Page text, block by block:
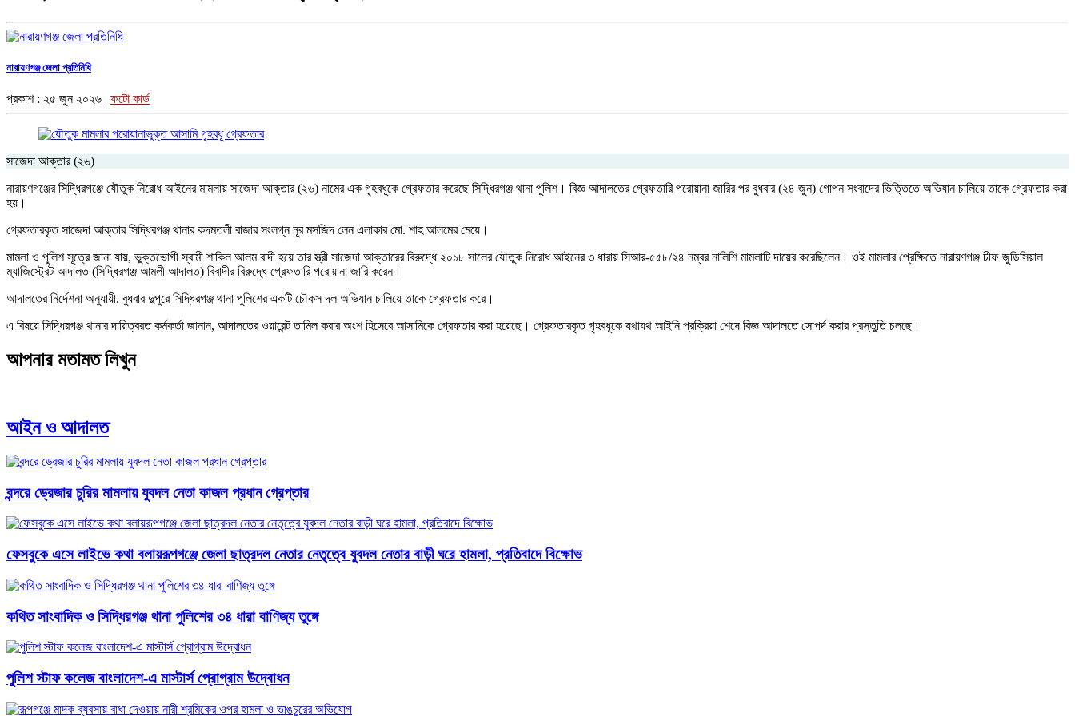
নারায়ণগঞ্জ জেলা প্রতিনিধি
প্রকাশ : ২৫ জুন ২০২৬ | ফটো কার্ড
সাজেদা আক্তার (২৬)
নারায়ণগঞ্জের সিদ্ধিরগঞ্জে যৌতুক নিরোধ আইনের মামলায় সাজেদা আক্তার (২৬) নামের এক গৃহবধূকে গ্রেফতার করেছে সিদ্ধিরগঞ্জ থানা পুলিশ। বিজ্ঞ আদালতের গ্রেফতারি পরোয়ানা জারির পর বুধবার (২৪ জুন) গোপন সংবাদের ভিত্তিতে অভিযান চালিয়ে তাকে গ্রেফতার করা
হয়।
গ্রেফতারকৃত সাজেদা আক্তার সিদ্ধিরগঞ্জ থানার কদমতলী বাজার সংলগ্ন নূর মসজিদ লেন এলাকার মো. শাহ আলমের মেয়ে।
মামলা ও পুলিশ সূত্রে জানা যায়, ভুক্তভোগী স্বামী শাকিল আলম বাদী হয়ে তার স্ত্রী সাজেদা আক্তারের বিরুদ্ধে ২০১৮ সালের যৌতুক নিরোধ আইনের ৩ ধারায় সিআর-৫৫৮/২৪ নম্বর নালিশি মামলাটি দায়ের করেছিলেন। ওই মামলার প্রেক্ষিতে নারায়ণগঞ্জ চীফ জুডিসিয়াল
ম্যাজিস্ট্রেট আদালত (সিদ্ধিরগঞ্জ আমলী আদালত) বিবাদীর বিরুদ্ধে গ্রেফতারি পরোয়ানা জারি করেন।
আদালতের নির্দেশনা অনুযায়ী, বুধবার দুপুরে সিদ্ধিরগঞ্জ থানা পুলিশের একটি চৌকস দল অভিযান চালিয়ে তাকে গ্রেফতার করে।
এ বিষয়ে সিদ্ধিরগঞ্জ থানার দায়িত্বরত কর্মকর্তা জানান, আদালতের ওয়ারেন্ট তামিল করার অংশ হিসেবে আসামিকে গ্রেফতার করা হয়েছে। গ্রেফতারকৃত গৃহবধূকে যথাযথ আইনি প্রক্রিয়া শেষে বিজ্ঞ আদালতে সোপর্দ করার প্রস্তুতি চলছে।
আপনার মতামত লিখুন
আইন ও আদালত
বন্দরে ড্রেজার চুরির মামলায় যুবদল নেতা কাজল প্রধান গ্রেপ্তার
ফেসবুকে এসে লাইভে কথা বলায়রূপগঞ্জে জেলা ছাত্রদল নেতার নেতৃত্বে যুবদল নেতার বাড়ী ঘরে হামলা, প্রতিবাদে বিক্ষোভ
কথিত সাংবাদিক ও সিদ্ধিরগঞ্জ থানা পুলিশের ৩৪ ধারা বাণিজ্য তুঙ্গে
পুলিশ স্টাফ কলেজ বাংলাদেশ-এ মাস্টার্স প্রোগ্রাম উদ্বোধন